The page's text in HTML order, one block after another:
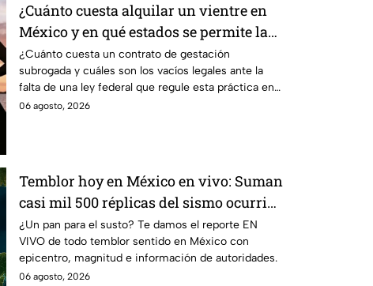
¿Cuánto cuesta alquilar un vientre en
México y en qué estados se permite la
gestación subrogada?
¿Cuánto cuesta un contrato de gestación
subrogada y cuáles son los vacíos legales ante la
falta de una ley federal que regule esta práctica en
México?
06 agosto, 2026
Temblor hoy en México en vivo: Suman
casi mil 500 réplicas del sismo ocurrido
en Chiapas
¿Un pan para el susto? Te damos el reporte EN
VIVO de todo temblor sentido en México con
epicentro, magnitud e información de autoridades.
06 agosto, 2026